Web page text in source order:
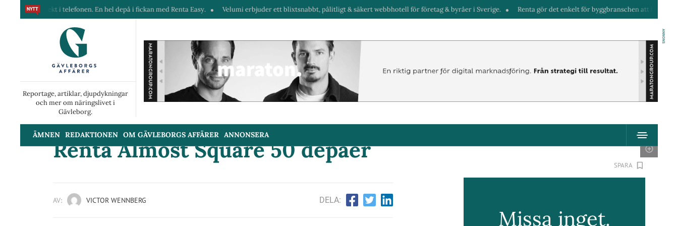
i telefonen. En hel depå i fickan med Renta Easy. Velumi erbjuder ett blixtsnabbt, pålitligt & säkert webbhotell för företag & byråer i Sverige. Renta gör det enkelt för byggbranschen att hyra maskiner
Reportage, artiklar, djupdykningar
och mer om näringslivet i
Gävleborg.
ANNONS
ÄMNEN REDAKTIONEN OM GÄVLEBORGS AFFÄRER ANNONSERA
SPARA
Renta Almost Square 50 depåer
AV: VICTOR WENNBERG DELA:
Missa inget.